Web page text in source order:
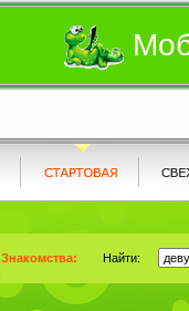
Знакомства: Найти: